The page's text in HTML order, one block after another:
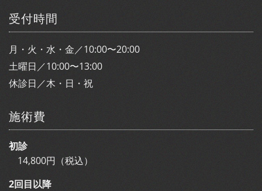
受付時間
月・火・水・金／10:00〜20:00
土曜日／10:00〜13:00
休診日／木・日・祝
施術費
初診
14,800円（税込）
2回目以降